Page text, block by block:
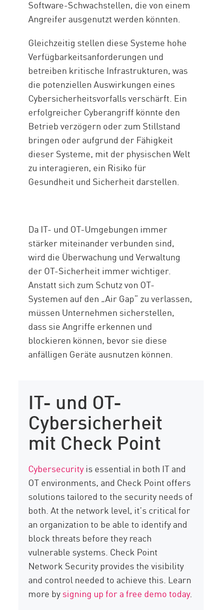
Software-Schwachstellen, die von einem
Angreifer ausgenutzt werden könnten.
Gleichzeitig stellen diese Systeme hohe
Verfügbarkeitsanforderungen und
betreiben kritische Infrastrukturen, was
die potenziellen Auswirkungen eines
Cybersicherheitsvorfalls verschärft. Ein
erfolgreicher Cyberangriff könnte den
Betrieb verzögern oder zum Stillstand
bringen oder aufgrund der Fähigkeit
dieser Systeme, mit der physischen Welt
zu interagieren, ein Risiko für
Gesundheit und Sicherheit darstellen.
Da IT- und OT-Umgebungen immer
stärker miteinander verbunden sind,
wird die Überwachung und Verwaltung
der OT-Sicherheit immer wichtiger.
Anstatt sich zum Schutz von OT-
Systemen auf den „Air Gap“ zu verlassen,
müssen Unternehmen sicherstellen,
dass sie Angriffe erkennen und
blockieren können, bevor sie diese
anfälligen Geräte ausnutzen können.
IT- und OT-
Cybersicherheit
mit Check Point
Cybersecurityis essential in both IT and
OT environments, and Check Point offers
solutions tailored to the security needs of
both. At the network level, it’s critical for
an organization to be able to identify and
block threats before they reach
vulnerable systems. Check Point
Network Security provides the visibility
and control needed to achieve this. Learn
more bysigning up for a free demo today.